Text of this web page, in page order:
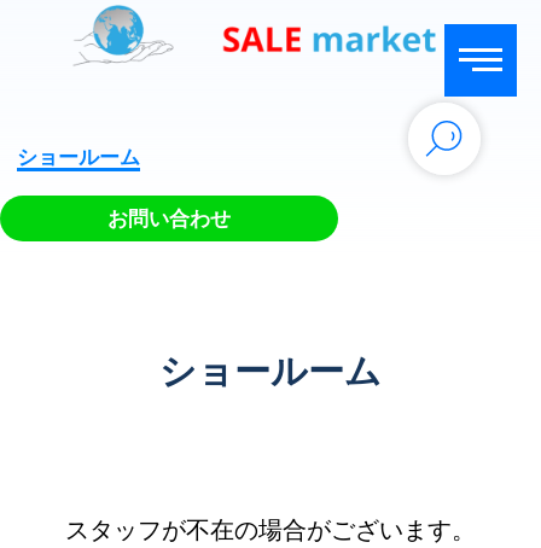
お問い合わせ
ショールーム
スタッフが不在の場合がございます。